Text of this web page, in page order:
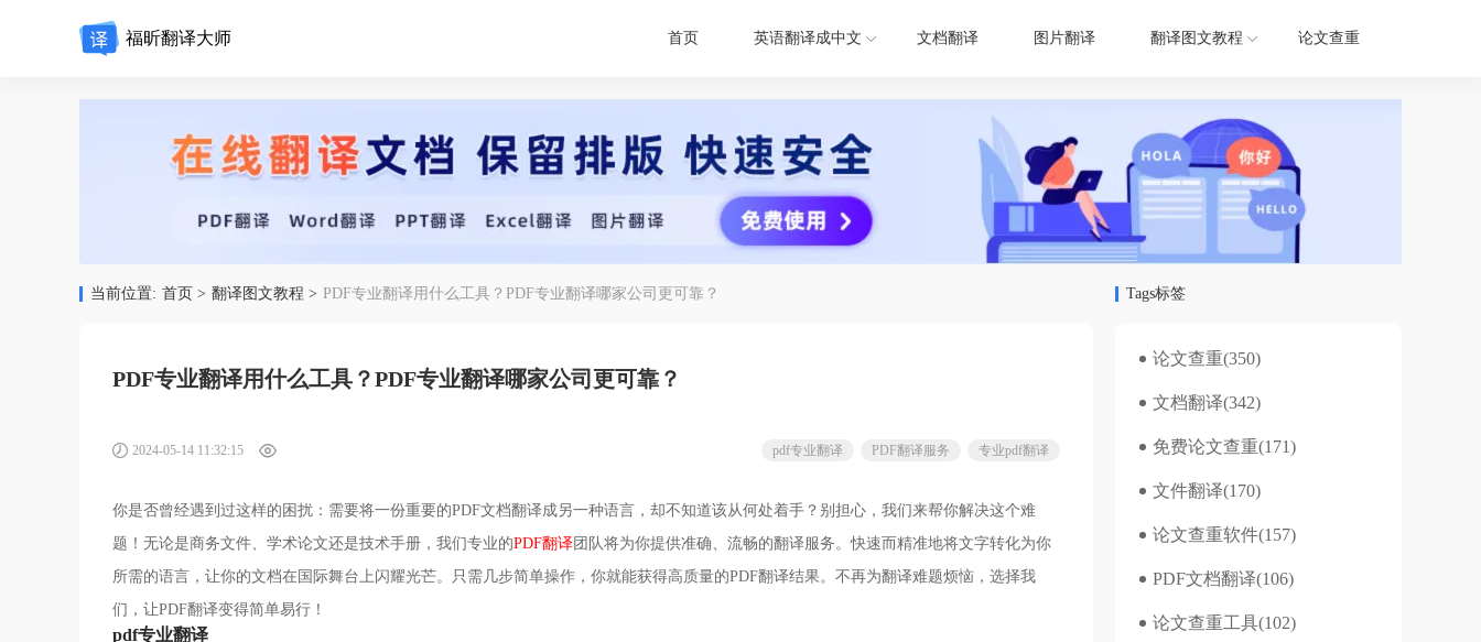
福昕翻译大师 首页 英语翻译成中文 文档翻译 图片翻译 翻译图文教程 论文查重
当前位置: 首页 > 翻译图文教程 > PDF专业翻译用什么工具？PDF专业翻译哪家公司更可靠？
PDF专业翻译用什么工具？PDF专业翻译哪家公司更可靠？
2024-05-14 11:32:15 pdf专业翻译 PDF翻译服务 专业pdf翻译
你是否曾经遇到过这样的困扰：需要将一份重要的PDF文档翻译成另一种语言，却不知道该从何处着手？别担心，我们来帮你解决这个难
题！无论是商务文件、学术论文还是技术手册，我们专业的PDF翻译团队将为你提供准确、流畅的翻译服务。快速而精准地将文字转化为你
所需的语言，让你的文档在国际舞台上闪耀光芒。只需几步简单操作，你就能获得高质量的PDF翻译结果。不再为翻译难题烦恼，选择我
们，让PDF翻译变得简单易行！
pdf专业翻译
Tags标签
论文查重(350)
文档翻译(342)
免费论文查重(171)
文件翻译(170)
论文查重软件(157)
PDF文档翻译(106)
论文查重工具(102)